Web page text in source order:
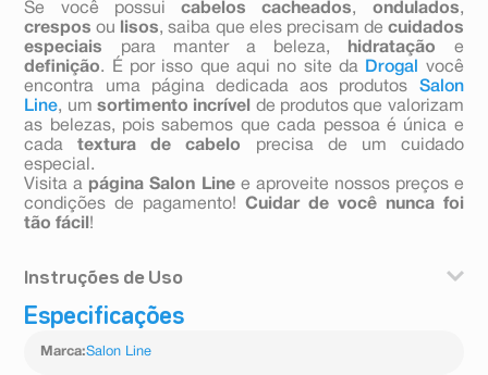
Se você possuicabelos cacheados, ondulados,
crespos ou lisos, saiba que eles precisam de cuidados
especiais para manter a beleza, hidratação
e
definição. É por isso que aqui no site da Drogal
você
encontra uma página dedicada aos produtos Salon
Line, umsortimento incrível
de produtos que valorizam
as belezas, pois sabemos que cada pessoa é única e
cadatextura de cabelo
precisa de um cuidado
especial.
Visita a página Salon Linee aproveite nossos preços e
condições de pagamento!Cuidar de você nunca foi
tão fácil !
Instruções de Uso
Com os cabelos limpos e úmidos, aplique a Gelatina
comprimento e pontas. Desembarace os fios com um
Especificações
Marca:Salon Line